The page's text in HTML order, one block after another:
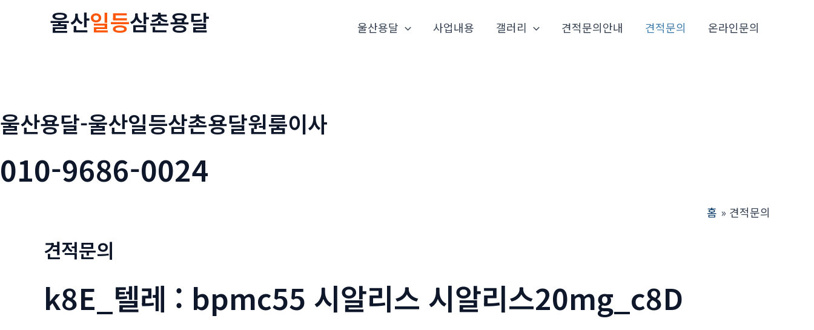
뛰
기
울산일등삼촌용달 울산용달 사업내용 갤러리 견적문의안내 견적문의 온라인문의
울산용달-울산일등삼촌용달원룸이사
010-9686-0024
홈 견적문의
견적문의
k8E_텔레 : bpmc55 시알리스 시알리스20mg_c8D